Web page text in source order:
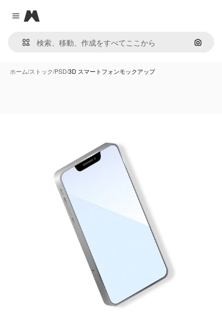
Close menu
Magnific
画像で
ホーム/ストック/PSD/3D スマートフォンモックアップ